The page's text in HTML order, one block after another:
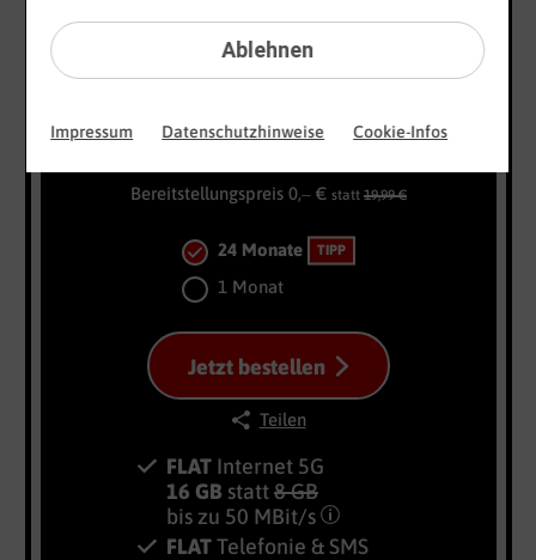
10
GB
13,99€
1099
€ mtl.
Bereitstellungspreis 0,– €statt19,99 €
24 Monate TIPP
1 Monat
Jetzt bestellen
Teilen
FLAT Internet 5G
16 GB statt8 GB
bis zu 50 MBit/s
FLATTelefonie & SMS
Ablehnen
Impressum Datenschutzhinweise Cookie-Infos